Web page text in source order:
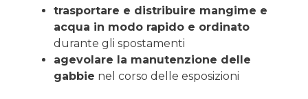
trasportare e distribuire mangime e
acqua in modo rapido e ordinato
durante gli spostamenti
agevolare la manutenzione delle
gabbie nel corso delle esposizioni